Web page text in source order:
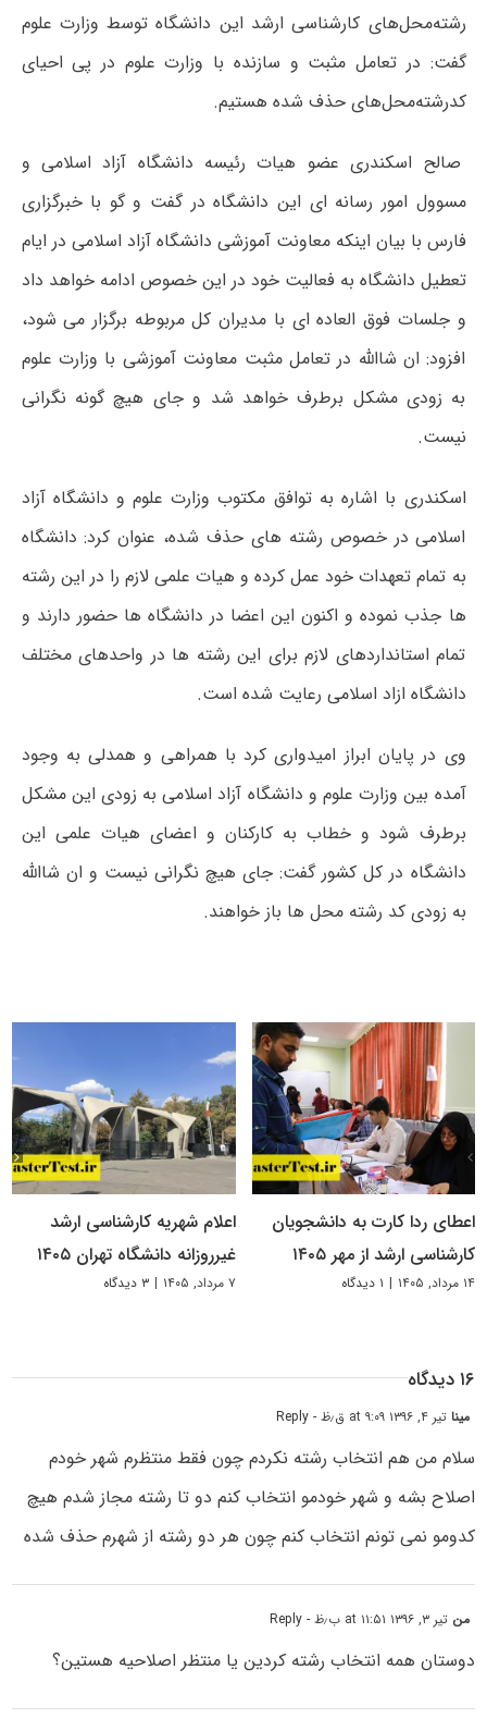
رشته‌محل‌های کارشناسی ارشد این دانشگاه توسط وزارت علوم
گفت: در تعامل مثبت و سازنده با وزارت علوم در پی احیای
کدرشته‌محل‌های حذف شده هستیم.
صالح اسکندری عضو هیات رئیسه دانشگاه آزاد اسلامی و
مسوول امور رسانه ای این دانشگاه در گفت و گو با خبرگزاری
فارس با بیان اینکه معاونت آموزشی دانشگاه آزاد اسلامی در ایام
تعطیل دانشگاه به فعالیت خود در این خصوص ادامه خواهد داد
و جلسات فوق العاده ای با مدیران کل مربوطه برگزار می شود،
افزود: ان شاالله در تعامل مثبت معاونت آموزشی با وزارت علوم
به زودی مشکل برطرف خواهد شد و جای هیچ گونه نگرانی
نیست.
اسکندری با اشاره به توافق مکتوب وزارت علوم و دانشگاه آزاد
اسلامی در خصوص رشته های حذف شده، عنوان کرد: دانشگاه
به تمام تعهدات خود عمل کرده و هیات علمی لازم را در این رشته
ها جذب نموده و اکنون این اعضا در دانشگاه ها حضور دارند و
تمام استانداردهای لازم برای این رشته ها در واحدهای مختلف
دانشگاه ازاد اسلامی رعایت شده است.
وی در پایان ابراز امیدواری کرد با همراهی و همدلی به وجود
آمده بین وزارت علوم و دانشگاه آزاد اسلامی به زودی این مشکل
برطرف شود و خطاب به کارکنان و اعضای هیات علمی این
دانشگاه در کل کشور گفت: جای هیچ نگرانی نیست و ان شاالله
به زودی کد رشته محل ها باز خواهند.
اعطای ردا کارت به دانشجویان
کارشناسی ارشد از مهر ۱۴۰۵
۱۴ مرداد, ۱۴۰۵ | ۱ دیدگاه
اعلام شهریه کارشناسی ارشد
غیرروزانه دانشگاه تهران ۱۴۰۵
۷ مرداد, ۱۴۰۵ | ۳ دیدگاه
۱۶ دیدگاه
میناتیر ۴, ۱۳۹۶ at ۹:۰۹ ق٫ظ - Reply
سلام من هم انتخاب رشته نکردم چون فقط منتظرم شهر خودم
اصلاح بشه و شهر خودمو انتخاب کنم دو تا رشته مجاز شدم هیچ
کدومو نمی تونم انتخاب کنم چون هر دو رشته از شهرم حذف شده
من تیر ۳, ۱۳۹۶ at ۱۱:۵۱ ب٫ظ - Reply
دوستان همه انتخاب رشته کردین یا منتظر اصلاحیه هستین؟